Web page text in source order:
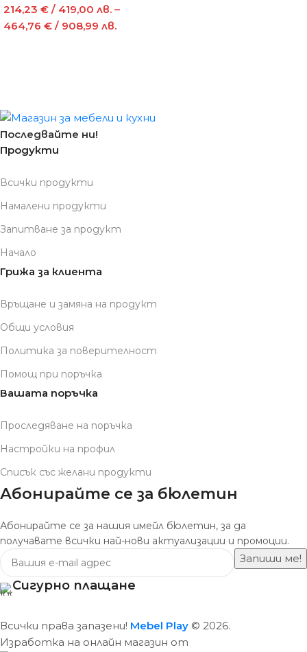
214,23 € / 419,00 лв. –
464,76 € / 908,99 лв.
Последвайте ни!
Продукти
Всички продукти
Намалени продукти
Запитване за продукт
Начало
Грижа за клиента
Връщане и замяна на продукт
Общи условия
Политика за поверителност
Помощ при поръчка
Вашата поръчка
Проследяване на поръчка
Настройки на профил
Списък със желани продукти
Абонирайте се за бюлетин
Абонирайте се за нашия имейл бюлетин, за да
получавате всички най-нови актуализации и промоции.
Сигурно плащане
Всички права запазени! Mebel Play © 2026.
Изработка на онлайн магазин от